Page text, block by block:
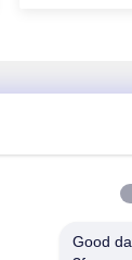
Good